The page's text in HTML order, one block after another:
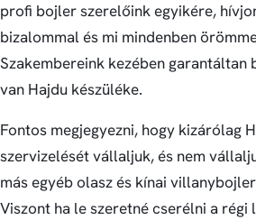
profi bojler szerelőink egyikére,
bizalommal és mi mindenben
Szakembereink kezében garantáltan
van Hajdu készüléke.
Fontos megjegyezni, hogy kizárólag
szervizelését vállaljuk, és nem
más egyéb olasz és kínai
Viszont ha le szeretné cserélni a